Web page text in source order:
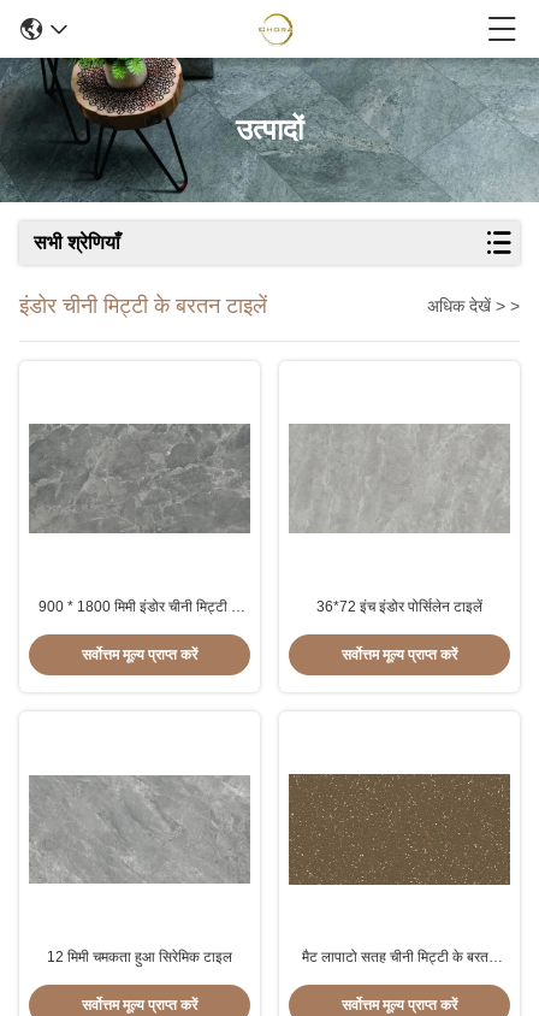
उत्पादों
सभी श्रेणियाँ
इंडोर चीनी मिट्टी के बरतन टाइलें अधिक देखें > >
900 * 1800 मिमी इंडोर चीनी मिट्टी के
सर्वोत्तम मूल्य प्राप्त करें
36*72 इंच इंडोर पोर्सिलेन टाइलें
सर्वोत्तम मूल्य प्राप्त करें
12 मिमी चमकता हुआ सिरेमिक टाइल
सर्वोत्तम मूल्य प्राप्त करें
मैट लापाटो सतह चीनी मिट्टी के बरतन
सर्वोत्तम मूल्य प्राप्त करें